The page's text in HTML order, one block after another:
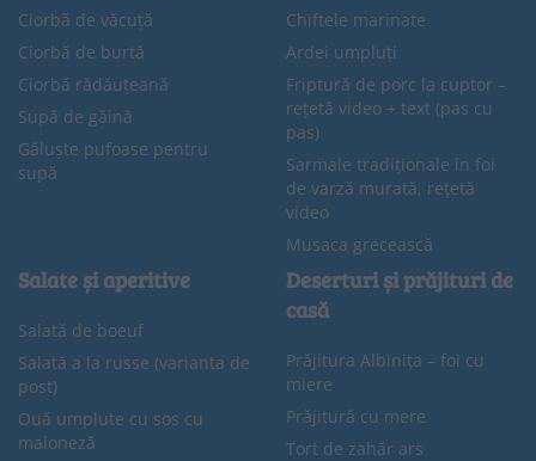
Ciorbă de văcuță
Ciorbă de burtă
Ciorbă rădăuțeană
Supă de găină
Găluște pufoase pentru
supă
Chiftele marinate
Ardei umpluți
Friptură de porc la cuptor –
rețetă video + text (pas cu
pas)
Sarmale tradiționale în foi
de varză murată, rețetă
video
Musaca grecească
Salate și aperitive
Salată de boeuf
Salată a la russe (varianta de
post)
Ouă umplute cu sos cu
maioneză
Deserturi și prăjituri de
casă
Prăjitura Albinița – foi cu
miere
Prăjitură cu mere
Tort de zahăr ars